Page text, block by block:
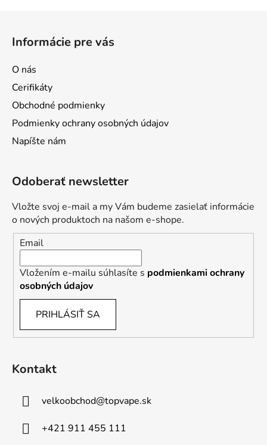
Informácie pre vás
O nás
Cerifikáty
Obchodné podmienky
Podmienky ochrany osobných údajov
Napíšte nám
Odoberať newsletter
Vložte svoj e-mail a my Vám budeme zasielať informácie
o nových produktoch na našom e-shope.
Email
Vložením e-mailu súhlasíte s podmienkami ochrany
osobných údajov
PRIHLÁSIŤ SA
Kontakt
velkoobchod@topvape.sk
+421 911 455 111